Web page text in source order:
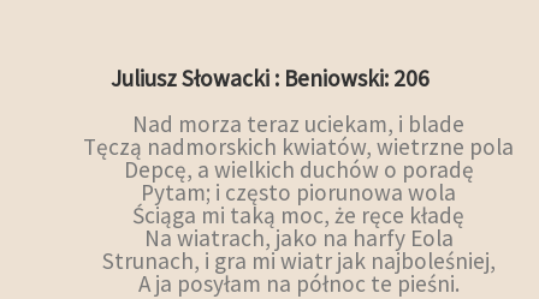
Juliusz Słowacki : Beniowski: 206
Nad morza teraz uciekam, i blade
Tęczą nadmorskich kwiatów, wietrzne pola
Depcę, a wielkich duchów o poradę
Pytam; i często piorunowa wola
Ściąga mi taką moc, że ręce kładę
Na wiatrach, jako na harfy Eola
Strunach, i gra mi wiatr jak najboleśniej,
A ja posyłam na północ te pieśni.